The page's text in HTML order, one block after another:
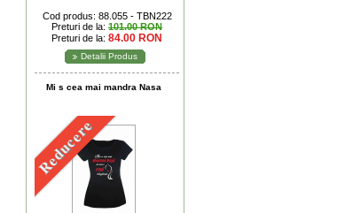
Cod produs: 88.055 - TBN222
Preturi de la: 101.00 RON
Preturi de la: 84.00 RON
Detalii Produs
Mi s cea mai mandra Nasa
Reducere